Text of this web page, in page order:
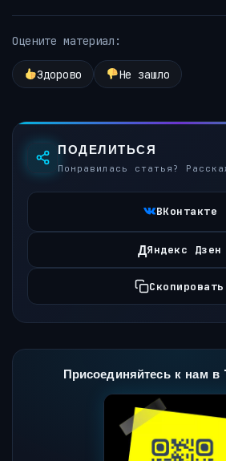
Оцените материал:
Здорово Не зашло
ПОДЕЛИТЬСЯ
Понравилась статья?
ВКонтакте
ДЯндекс Дзен
Скопировать
Присоединяйтесь к нам